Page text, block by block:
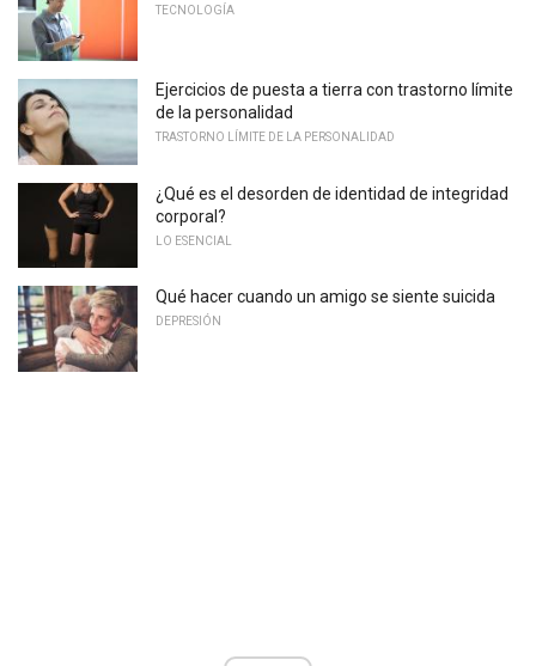
TECNOLOGÍA
Ejercicios de puesta a tierra con trastorno límite
de la personalidad
TRASTORNO LÍMITE DE LA PERSONALIDAD
¿Qué es el desorden de identidad de integridad
corporal?
LO ESENCIAL
Qué hacer cuando un amigo se siente suicida
DEPRESIÓN